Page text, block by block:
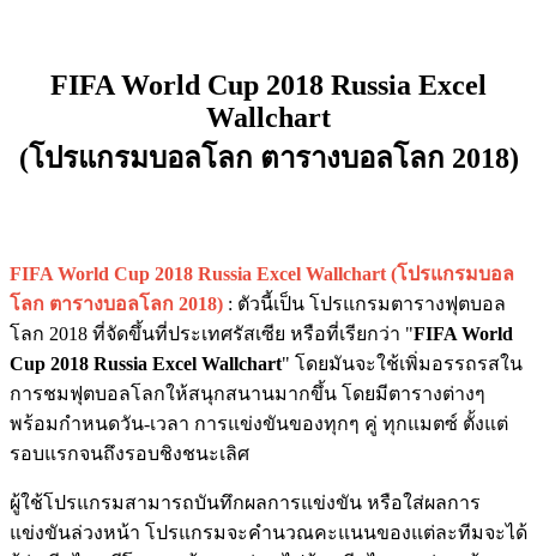
FIFA World Cup 2018 Russia Excel
Wallchart
(โปรแกรมบอลโลก ตารางบอลโลก 2018)
FIFA World Cup 2018 Russia Excel Wallchart (โปรแกรมบอล
โลก ตารางบอลโลก 2018) : ตัวนี้เป็น โปรแกรมตารางฟุตบอล
โลก 2018 ที่จัดขึ้นที่ประเทศรัสเซีย หรือที่เรียกว่า "FIFA World
Cup 2018 Russia Excel Wallchart" โดยมันจะใช้เพิ่มอรรถรสใน
การชมฟุตบอลโลกให้สนุกสนานมากขึ้น โดยมีตารางต่างๆ
พร้อมกำหนดวัน-เวลา การแข่งขันของทุกๆ คู่ ทุกแมตซ์ ตั้งแต่
รอบแรกจนถึงรอบชิงชนะเลิศ
ผู้ใช้โปรแกรมสามารถบันทึกผลการแข่งขัน หรือใส่ผลการ
แข่งขันล่วงหน้า โปรแกรมจะคำนวณคะแนนของแต่ละทีมจะได้